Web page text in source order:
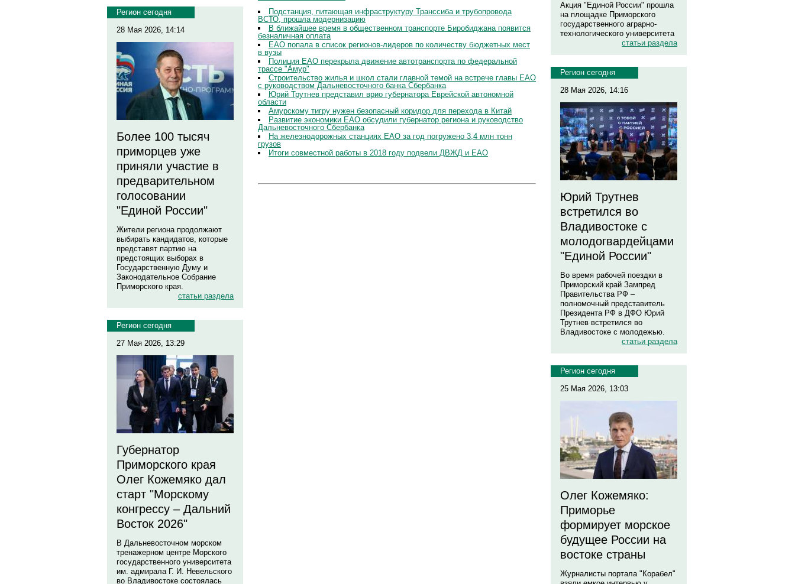
Регион сегодня
28 Мая 2026, 14:14
Более 100 тысяч
приморцев уже
приняли участие в
предварительном
голосовании
"Единой России"
Жители региона продолжают
выбирать кандидатов, которые
представят партию на
предстоящих выборах в
Государственную Думу и
Законодательное Собрание
Приморского края.
статьи раздела
Регион сегодня
27 Мая 2026, 13:29
Губернатор
Приморского края
Олег Кожемяко дал
старт "Морскому
конгрессу – Дальний
Восток 2026"
В Дальневосточном морском
тренажерном центре Морского
государственного университета
им. адмирала Г. И. Невельского
во Владивостоке состоялась
Подстанция, питающая инфраструктуру Транссиба и трубопровода
ВСТО, прошла модернизацию
В ближайшее время в общественном транспорте Биробиджана появится
безналичная оплата
ЕАО попала в список регионов-лидеров по количеству бюджетных мест
в вузы
Полиция ЕАО перекрыла движение автотранспорта по федеральной
трассе "Амур"
Строительство жилья и школ стали главной темой на встрече главы ЕАО
с руководством Дальневосточного банка Сбербанка
Юрий Трутнев представил врио губернатора Еврейской автономной
области
Амурскому тигру нужен безопасный коридор для перехода в Китай
Развитие экономики ЕАО обсудили губернатор региона и руководство
Дальневосточного Сбербанка
На железнодорожных станциях ЕАО за год погружено 3,4 млн тонн
грузов
Итоги совместной работы в 2018 году подвели ДВЖД и ЕАО
Акция "Единой России" прошла
на площадке Приморского
государственного аграрно-
технологического университета
статьи раздела
Регион сегодня
28 Мая 2026, 14:16
Юрий Трутнев
встретился во
Владивостоке с
молодогвардейцами
"Единой России"
Во время рабочей поездки в
Приморский край Зампред
Правительства РФ –
полномочный представитель
Президента РФ в ДФО Юрий
Трутнев встретился во
Владивостоке с молодежью.
статьи раздела
Регион сегодня
25 Мая 2026, 13:03
Олег Кожемяко:
Приморье
формирует морское
будущее России на
востоке страны
Журналисты портала "Корабел"